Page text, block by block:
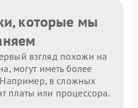
которые мы
взгляд похожи на
могут иметь более
в сложных
платы или процессора.